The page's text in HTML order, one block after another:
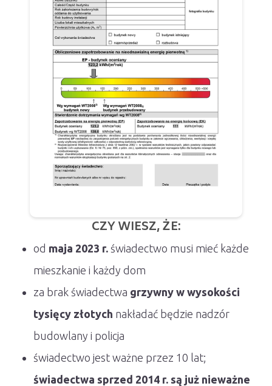
CZY WIESZ, ŻE:
od maja 2023 r. świadectwo musi mieć każde
mieszkanie i każdy dom
za brak świadectwa grzywny w wysokości
tysięcy złotych nakładać będzie nadzór
budowlany i policja
świadectwo jest ważne przez 10 lat;
świadectwa sprzed 2014 r. są już nieważne